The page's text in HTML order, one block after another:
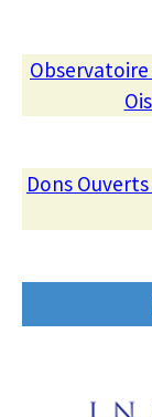
Observatoire
Dons